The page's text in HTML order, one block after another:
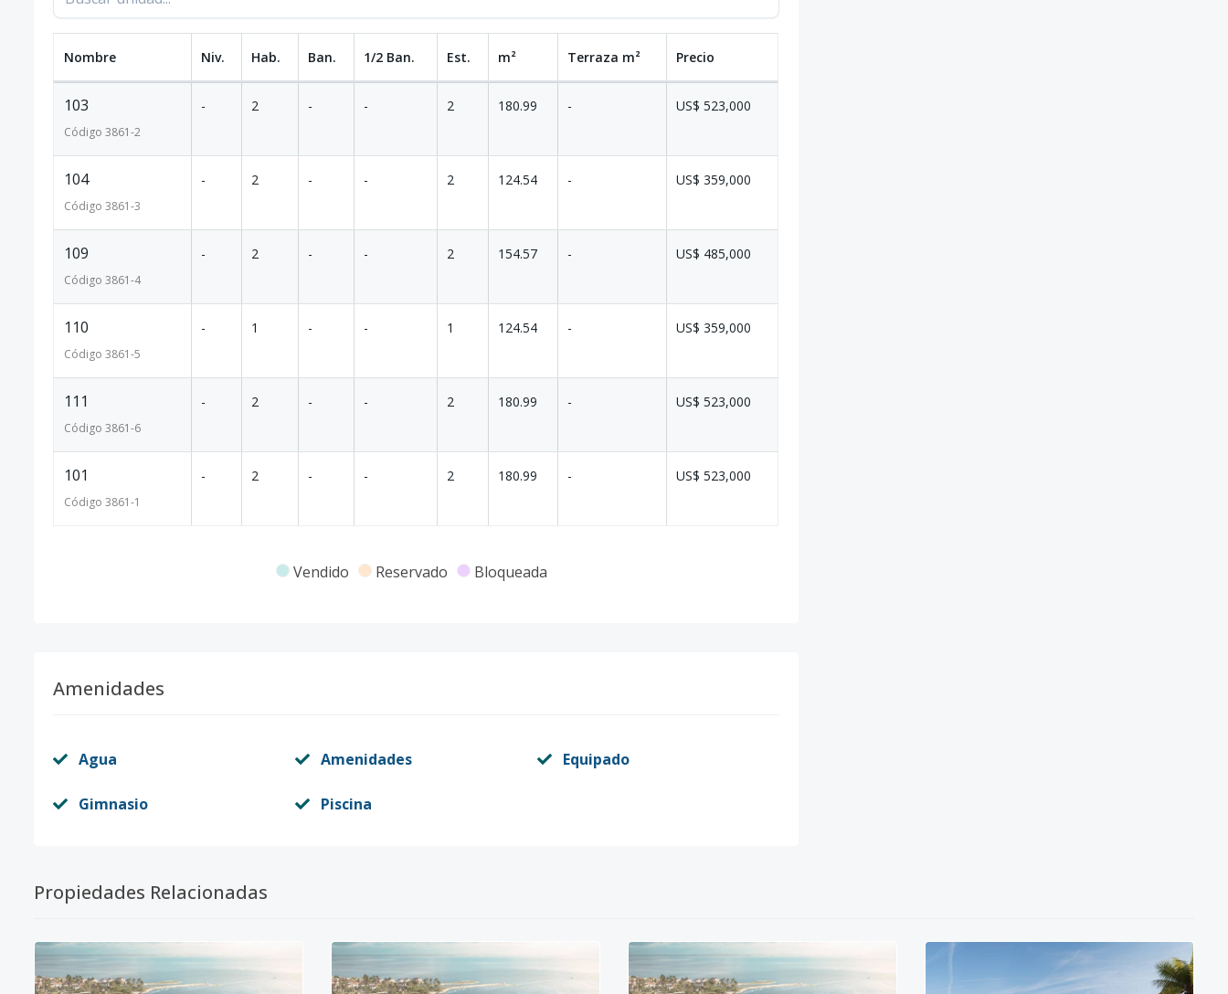
Nombre Niv. Hab. Ban. 1/2 Ban. Est. m² Terraza m² Precio
103
Código 3861-2
- 2 - - 2 180.99 - US$ 523,000
104
Código 3861-3
- 2 - - 2 124.54 - US$ 359,000
109
Código 3861-4
- 2 - - 2 154.57 - US$ 485,000
110
Código 3861-5
- 1 - - 1 124.54 - US$ 359,000
111
Código 3861-6
- 2 - - 2 180.99 - US$ 523,000
101
Código 3861-1
- 2 - - 2 180.99 - US$ 523,000
Vendido Reservado Bloqueada
Amenidades
Agua Amenidades Equipado
Gimnasio Piscina
Propiedades Relacionadas